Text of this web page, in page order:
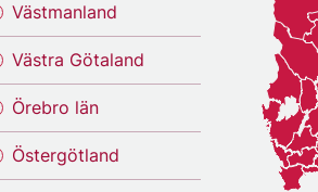
Västmanland
Västra Götaland
Örebro län
Östergötland